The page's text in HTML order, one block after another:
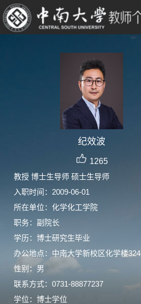
纪效波
1265
教授 博士生导师 硕士生导师
入职时间：2009-06-01
所在单位：化学化工学院
职务：副院长
学历：博士研究生毕业
办公地点：中南大学新校区化学楼324
性别：男
联系方式：0731-88877237
学位：博士学位